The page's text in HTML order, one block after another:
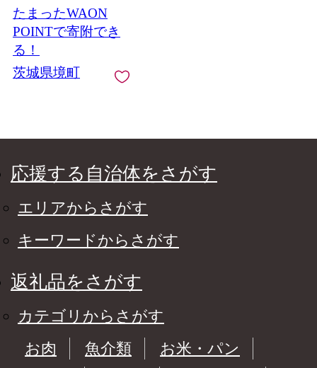
たまったWAON
POINTで寄附でき
る！
茨城県境町
応援する自治体をさがす
エリアからさがす
キーワードからさがす
返礼品をさがす
カテゴリからさがす
お肉
魚介類
お米・パン